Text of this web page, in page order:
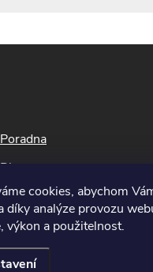
cookies, abychom
díky analýze provozu
výkon a použitelnost.
Poradna
Blog
Kontakty
Upravit nastavení cookies